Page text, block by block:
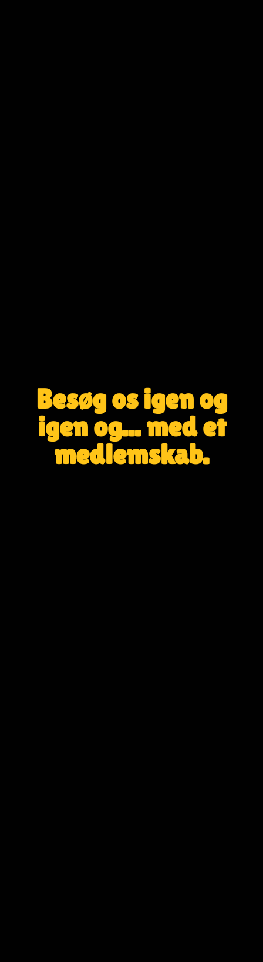
Besøg os igen og
igen og... med et
medlemskab.